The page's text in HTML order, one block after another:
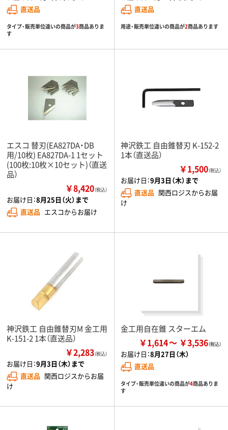
直送品
タイプ・販売単位違いの商品が3商品ありま
す
直送品
用途・販売単位違いの商品が2商品あります
エスコ 替刃(EA827DA・DB
用/10枚) EA827DA-1 1セット
(100枚:10枚×10セット)（直送
品）
￥8,420（税込）
お届け日：8月25日（火）まで
直送品 エスコからお届け
神沢鉄工 自由錐替刃 K-152-2
1本（直送品）
￥1,500（税込）
お届け日：9月3日（木）まで
直送品 関西ロジスからお届
け
神沢鉄工 自由錐替刃M 金工用
K-151-2 1本（直送品）
￥2,283（税込）
お届け日：9月3日（木）まで
直送品 関西ロジスからお届
け
金工用自在錐 スターエム
￥1,614 ￥3,536
お届け日：8月27日（木）
直送品
タイプ・販売単位違いの商品が4商品ありま
す